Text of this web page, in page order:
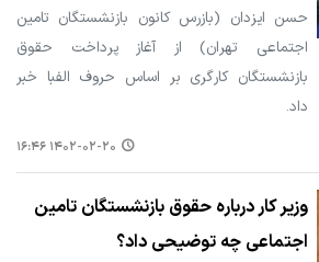
حسن ایزدان (بازرس کانون بازنشستگان تامین
اجتماعی تهران) از آغاز پرداخت حقوق
بازنشستگان کارگری بر اساس حروف الفبا خبر
داد.
۱۴۰۲-۰۲-۲۰ ۱۶:۴۶
وزیر کار درباره حقوق بازنشستگان تامین
اجتماعی چه توضیحی داد؟